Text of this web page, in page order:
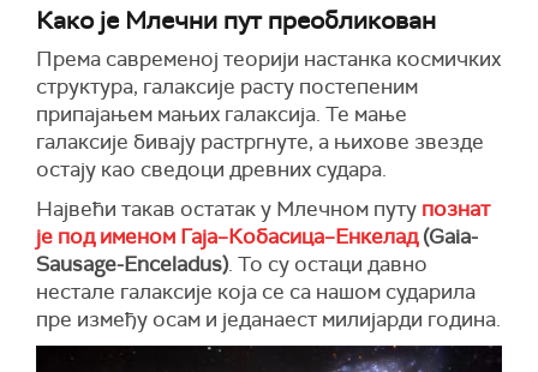
Како је Млечни пут преобликован
Према савременој теорији настанка космичких
структура, галаксије расту постепеним
припајањем мањих галаксија. Те мање
галаксије бивају растргнуте, а њихове звезде
остају као сведоци древних судара.
Највећи такав остатак у Млечном путу познат
је под именом Гаја–Кобасица–Енкелад(Gaia-
Sausage-Enceladus). То су остаци давно
нестале галаксије која се са нашом сударила
пре између осам и једанаест милијарди година.